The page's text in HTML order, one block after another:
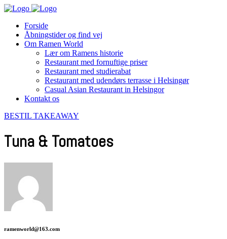
Forside
Åbningstider og find vej
Om Ramen World
Lær om Ramens historie
Restaurant med fornuftige priser
Restaurant med studierabat
Restaurant med udendørs terrasse i Helsingør
Casual Asian Restaurant in Helsingor
Kontakt os
BESTIL TAKEAWAY
Tuna & Tomatoes
ramenworld@163.com